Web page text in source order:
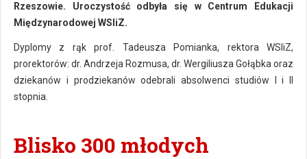
Rzeszowie. Uroczystość odbyła się w Centrum Edukacji
Międzynarodowej WSIiZ.
Dyplomy z rąk prof. Tadeusza Pomianka, rektora WSIiZ,
prorektorów: dr. Andrzeja Rozmusa, dr. Wergiliusza Gołąbka oraz
dziekanów i prodziekanów odebrali absolwenci studiów I i II
stopnia.
Blisko 300 młodych